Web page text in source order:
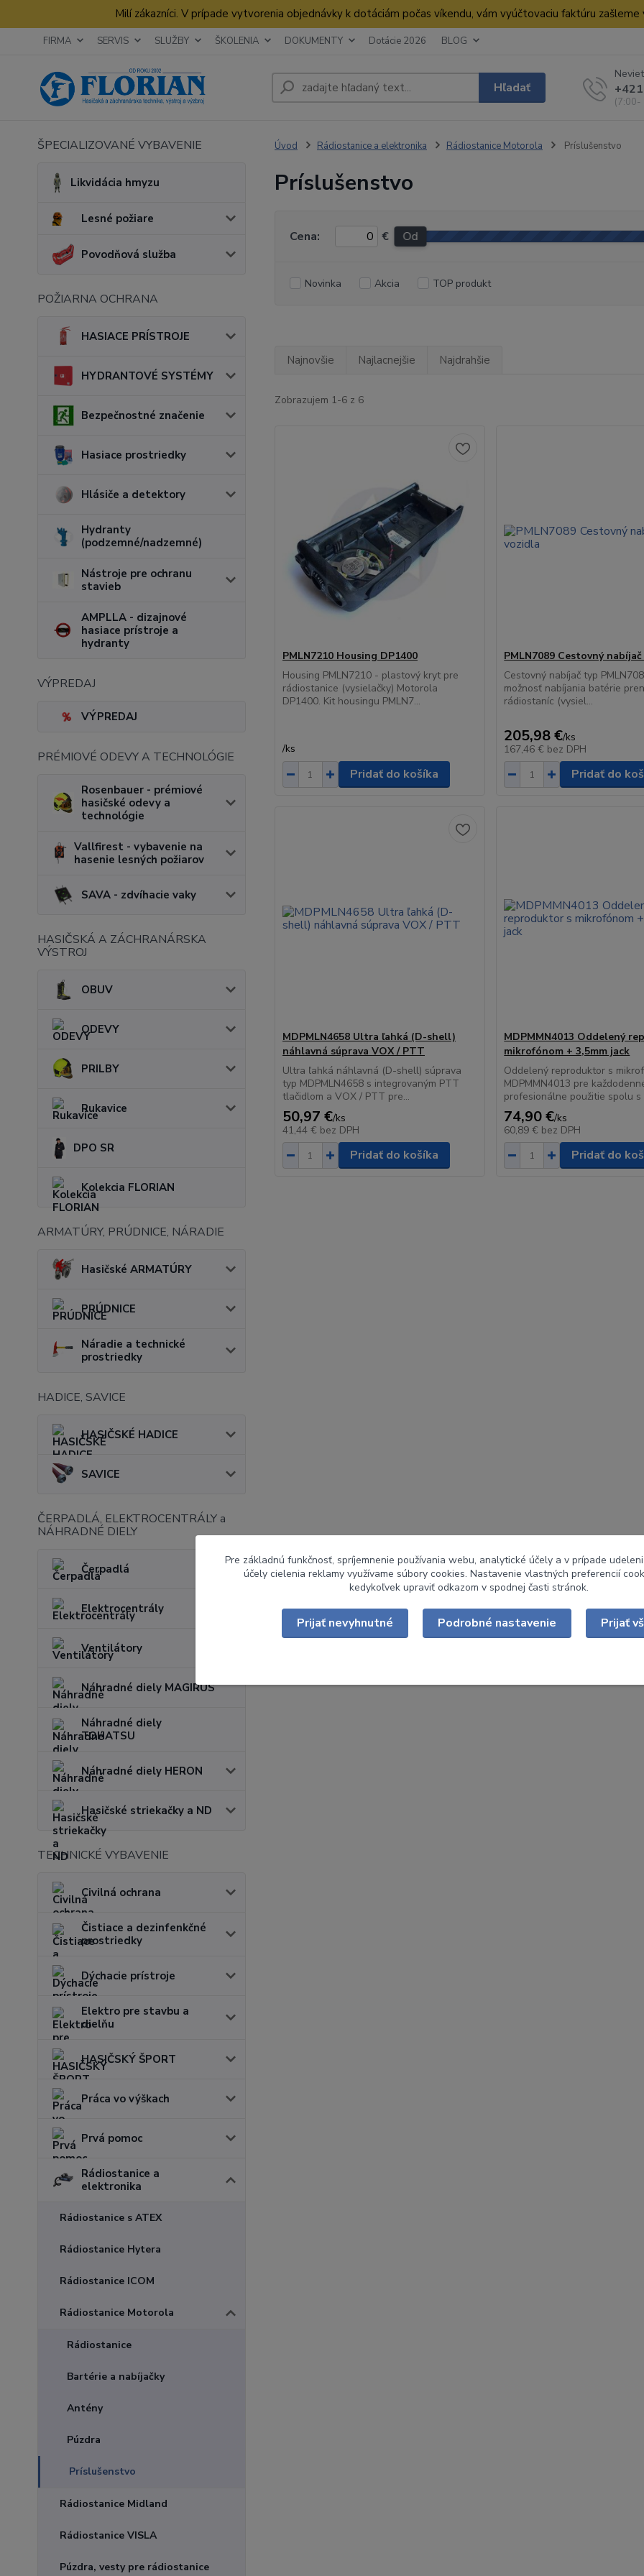
Milí zákazníci. V prípade vytvorenia objednávky k dotáciám počas víkendu, vám vyúčtovaciu faktúru
FIRMA SERVIS SLUŽBY ŠKOLENIA DOKUMENTY Dotácie 2026 BLOG
Hľadať
(7:00-
ŠPECIALIZOVANÉ VYBAVENIE
Likvidácia hmyzu
Lesné požiare
Povodňová služba
POŽIARNA OCHRANA
HASIACE PRÍSTROJE
HYDRANTOVÉ SYSTÉMY
Bezpečnostné značenie
Hasiace prostriedky
Hlásiče a detektory
Hydranty
(podzemné/nadzemné)
Nástroje pre ochranu
stavieb
AMPLLA - dizajnové
hasiace prístroje a
hydranty
VÝPREDAJ
VÝPREDAJ
PRÉMIOVÉ ODEVY A TECHNOLÓGIE
Rosenbauer - prémiové
hasičské odevy a
technológie
Vallfirest - vybavenie na
hasenie lesných požiarov
SAVA - zdvíhacie vaky
HASIČSKÁ A ZÁCHRANÁRSKA
VÝSTROJ
OBUV
ODEVY
PRILBY
Rukavice
DPO SR
Kolekcia FLORIAN
ARMATÚRY, PRÚDNICE, NÁRADIE
Hasičské ARMATÚRY
PRÚDNICE
Náradie a technické
prostriedky
HADICE, SAVICE
HASIČSKÉ HADICE
SAVICE
ČERPADLÁ, ELEKTROCENTRÁLY a
NÁHRADNÉ DIELY
Čerpadlá
Elektrocentrály
Ventilátory
Náhradné diely MAGIRUS
Náhradné diely
TOHATSU
Náhradné diely HERON
Hasičské striekačky a ND
TECHNICKÉ VYBAVENIE
Civilná ochrana
Čistiace a dezinfenkčné
prostriedky
Dýchacie prístroje
Elektro pre stavbu a
dielňu
HASIČSKÝ ŠPORT
Práca vo výškach
Prvá pomoc
Rádiostanice a
elektronika
Rádiostanice s ATEX
Rádiostanice Hytera
Rádiostanice ICOM
Rádiostanice Motorola
Rádiostanice
Bartérie a nabíjačky
Antény
Púzdra
Príslušenstvo
Rádiostanice Midland
Rádiostanice VISLA
Púzdra, vesty pre rádiostanice
Úvod Rádiostanice a elektronika Rádiostanice Motorola Príslušenstvo
Príslušenstvo
Cena: € Od
Novinka Akcia TOP produkt
Najnovšie Najlacnejšie Najdrahšie
Zobrazujem 1-6 z 6
PMLN7210 Housing DP1400
Housing PMLN7210 - plastový kryt pre
rádiostanice (vysielačky) Motorola
DP1400. Kit housingu PMLN7...
/ks
Pridať do košíka
PMLN7089 Cestovný
Cestovný nabíjač typ
možnosť nabíjania batérie
rádiostaníc (vysiel...
205,98 €/ks
167,46 € bez DPH
Pridať do
MDPMLN4658 Ultra ľahká (D-shell)
náhlavná súprava VOX / PTT
Ultra ľahká náhlavná (D-shell) súprava
typ MDPMLN4658 s integrovaným PTT
tlačidlom a VOX / PTT pre...
50,97 €/ks
41,44 € bez DPH
Pridať do košíka
MDPMMN4013 Oddelený
mikrofónom + 3,5mm jack
Oddelený reproduktor s
MDPMMN4013 pre
profesionálne použitie spolu s
74,90 €/ks
60,89 € bez DPH
Pridať do
Pre základnú funkčnosť, spríjemnenie používania webu, analytické účely a v prípade
účely cielenia reklamy využívame súbory cookies. Nastavenie vlastných preferencií
kedykoľvek upraviť odkazom v spodnej časti stránok.
Prijať nevyhnutné Podrobné nastavenie Prijať